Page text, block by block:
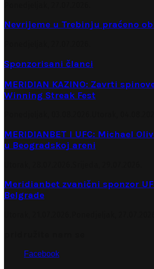
Nevrijeme u Trebinju praćeno
Sponzorisani članci
MERIDIAN KAZINO: Zavrti
Winning Streak Fest
MERIDIANBET I UFC: Michael
u Beogradskoj areni
Meridianbet zvanični sponzor
Belgrade
Facebook